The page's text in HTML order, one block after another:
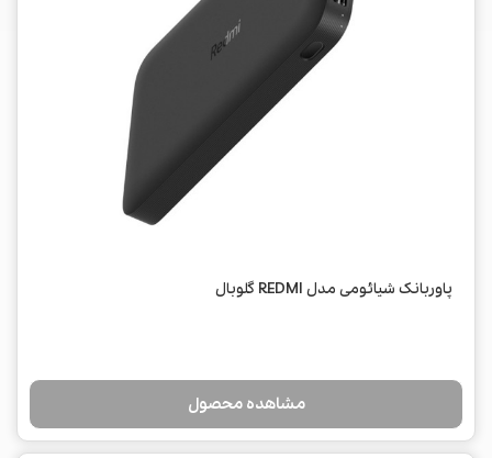
پاوربانک شیائومی مدل REDMI گلوبال
مشاهده محصول